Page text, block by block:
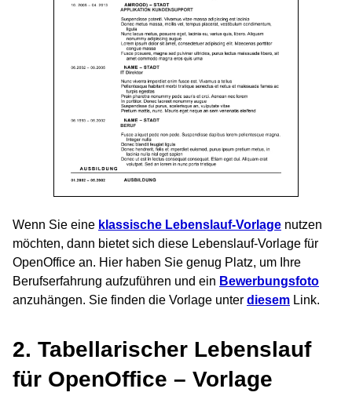
Wenn Sie eine klassische Lebenslauf-Vorlage nutzen
möchten, dann bietet sich diese Lebenslauf-Vorlage für
OpenOffice an. Hier haben Sie genug Platz, um Ihre
Berufserfahrung aufzuführen und ein Bewerbungsfoto
anzuhängen. Sie finden die Vorlage unter diesem Link.
2. Tabellarischer Lebenslauf
für OpenOffice – Vorlage